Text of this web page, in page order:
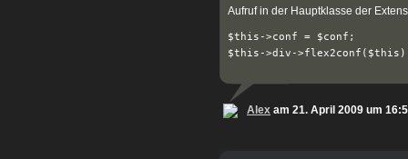
Aufruf in der Hauptklasse der
$this->conf = $conf;
Alex am 21. April 2009 um